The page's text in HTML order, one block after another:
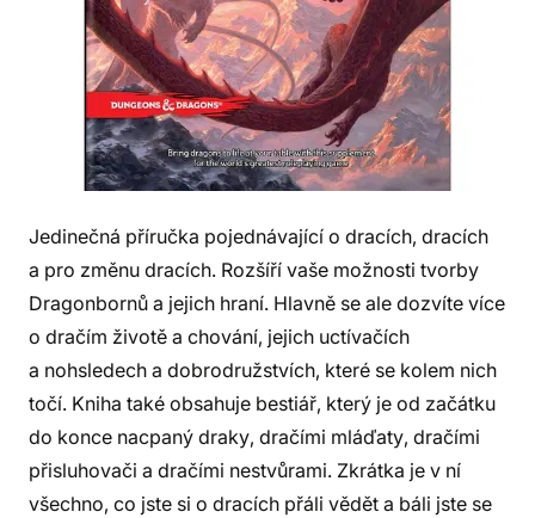
Jedinečná příručka pojednávající o dracích, dracích
a pro změnu dracích. Rozšíří vaše možnosti tvorby
Dragonbornů a jejich hraní. Hlavně se ale dozvíte více
o dračím životě a chování, jejich uctívačích
a nohsledech a dobrodružstvích, které se kolem nich
točí. Kniha také obsahuje bestiář, který je od začátku
do konce nacpaný draky, dračími mláďaty, dračími
přisluhovači a dračími nestvůrami. Zkrátka je v ní
všechno, co jste si o dracích přáli vědět a báli jste se